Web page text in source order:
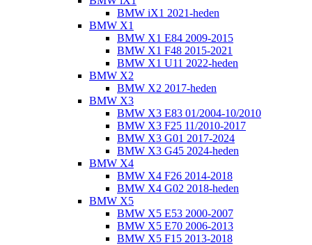
BMW iX1 2021-heden
BMW X1
BMW X1 E84 2009-2015
BMW X1 F48 2015-2021
BMW X1 U11 2022-heden
BMW X2
BMW X2 2017-heden
BMW X3
BMW X3 E83 01/2004-10/2010
BMW X3 F25 11/2010-2017
BMW X3 G01 2017-2024
BMW X3 G45 2024-heden
BMW X4
BMW X4 F26 2014-2018
BMW X4 G02 2018-heden
BMW X5
BMW X5 E53 2000-2007
BMW X5 E70 2006-2013
BMW X5 F15 2013-2018